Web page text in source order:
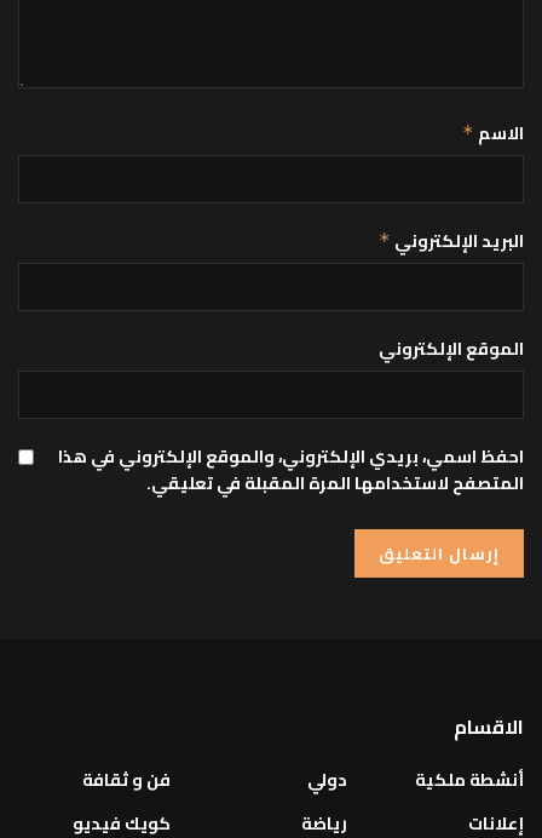
الاسم *
البريد الإلكتروني *
الموقع الإلكتروني
احفظ اسمي، بريدي الإلكتروني، والموقع الإلكتروني في هذا
المتصفح لاستخدامها المرة المقبلة في تعليقي.
الاقسام
أنشطة ملكية
إعلانات
دولي
رياضة
فن و ثقافة
كويك فيديو